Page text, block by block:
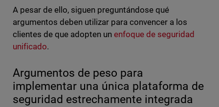
A pesar de ello, siguen preguntándose qué
argumentos deben utilizar para convencer a los
clientes de que adopten un enfoque de seguridad
unificado.
Argumentos de peso para
implementar una única plataforma de
seguridad estrechamente integrada